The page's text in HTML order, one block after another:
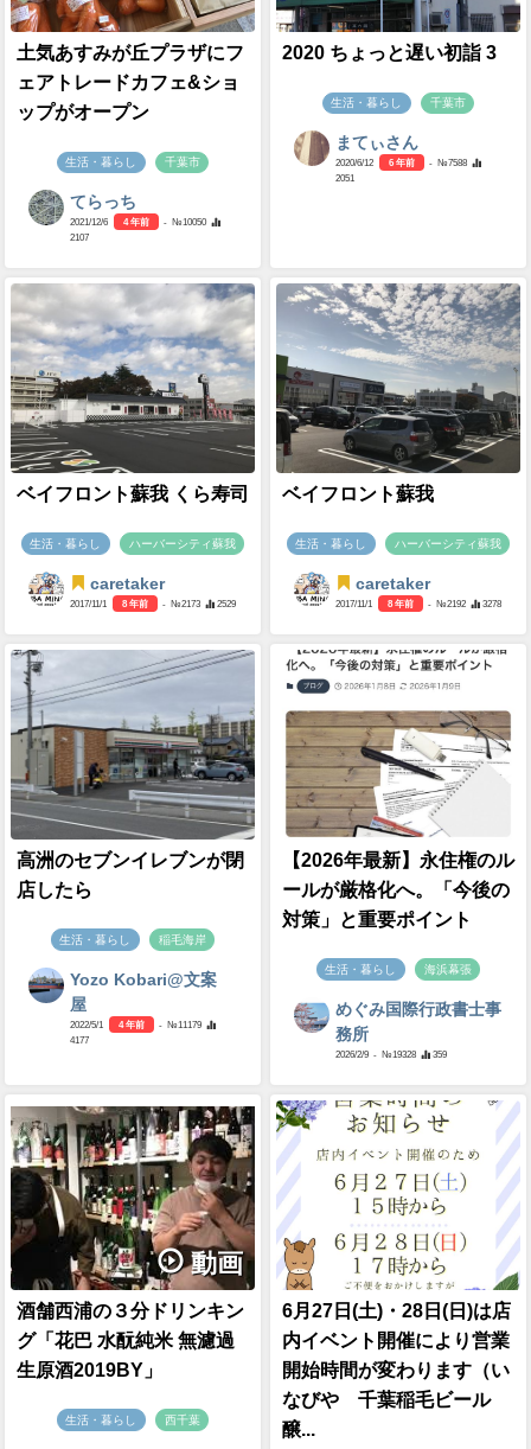
土気あすみが丘プラザにフ
ェアトレードカフェ&ショ
ップがオープン
生活・暮らし 千葉市
てらっち
2021/12/6 4 年前
- №10050
2107
2020 ちょっと遅い初詣 3
生活・暮らし 千葉市
まてぃさん
2020/6/12 6 年前
- №7588
2051
ベイフロント蘇我 くら寿司
生活・暮らし ハーバーシティ蘇我
caretaker
2017/11/1 8 年前 - №2173 2529
ベイフロント蘇我
生活・暮らし ハーバーシティ蘇我
caretaker
2017/11/1 8 年前 - №2192 3278
高洲のセブンイレブンが閉
店したら
生活・暮らし 稲毛海岸
Yozo Kobari@文案
屋
2022/5/1 4 年前
- №11179
4177
【2026年最新】永住権のル
ールが厳格化へ。「今後の
対策」と重要ポイント
生活・暮らし 海浜幕張
めぐみ国際行政書士事
務所
2026/2/9 - №19328 359
動画
酒舗西浦の３分ドリンキン
グ「花巴 水酛純米 無濾過
生原酒2019BY」
生活・暮らし 西千葉
6月27日(土)・28日(日)は店
内イベント開催により営業
開始時間が変わります（い
なびや 千葉稲毛ビール
醸...